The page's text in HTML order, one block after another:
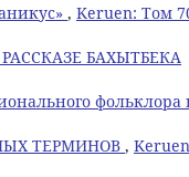
, Keruen: Том
БАХЫТБЕКА
фольклора
ТЕРМИНОВ ,